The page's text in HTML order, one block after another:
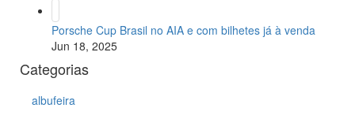
Porsche Cup Brasil no AIA e com bilhetes já à venda
Jun 18, 2025
Categorias
albufeira